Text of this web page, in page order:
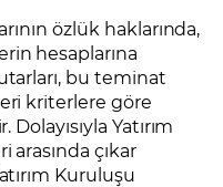
özlük haklarında,
hesaplarına
bu teminat
kriterlere göre
Yatırım
arasında çıkar
Kuruluşu